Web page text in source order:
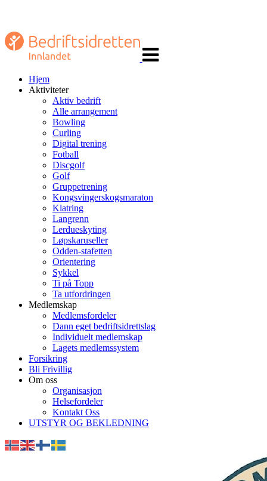
navigasjon
Hjem
Aktiviteter
Aktiv bedrift
Alle arrangement
Bowling
Curling
Digital trening
Fotball
Discgolf
Golf
Gruppetrening
Kongsvingerskogsmaraton
Klatring
Langrenn
Lerdueskyting
Løpskaruseller
Odden-stafetten
Orientering
Sykkel
Ti på Topp
Ta utfordringen
Medlemskap
Medlemsfordeler
Dann eget bedriftsidrettslag
Individuelt medlemskap
Lagets medlemssystem
Forsikring
Bli Frivillig
Om oss
Organisasjon
Helsefordeler
Kontakt Oss
UTSTYR OG BEKLEDNING